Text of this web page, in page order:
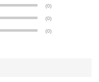
(0)
(0)
(0)